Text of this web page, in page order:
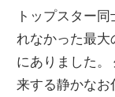
トップスター
れなかった最大
にありました。
来する静かな